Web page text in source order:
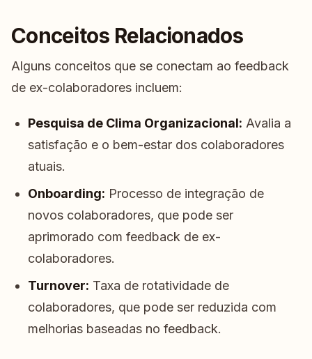
Conceitos Relacionados
Alguns conceitos que se conectam ao feedback
de ex-colaboradores incluem:
Pesquisa de Clima Organizacional: Avalia a
satisfação e o bem-estar dos colaboradores
atuais.
Onboarding: Processo de integração de
novos colaboradores, que pode ser
aprimorado com feedback de ex-
colaboradores.
Turnover: Taxa de rotatividade de
colaboradores, que pode ser reduzida com
melhorias baseadas no feedback.